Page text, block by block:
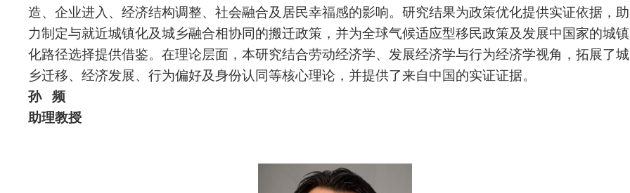
造、企业进入、经济结构调整、社会融合及居民幸福感的影响。研究结果为政策优化提供实证依据，助
力制定与就近城镇化及城乡融合相协同的搬迁政策，并为全球气候适应型移民政策及发展中国家的城镇
化路径选择提供借鉴。在理论层面，本研究结合劳动经济学、发展经济学与行为经济学视角，拓展了城
乡迁移、经济发展、行为偏好及身份认同等核心理论，并提供了来自中国的实证证据。
孙
频
助理教授